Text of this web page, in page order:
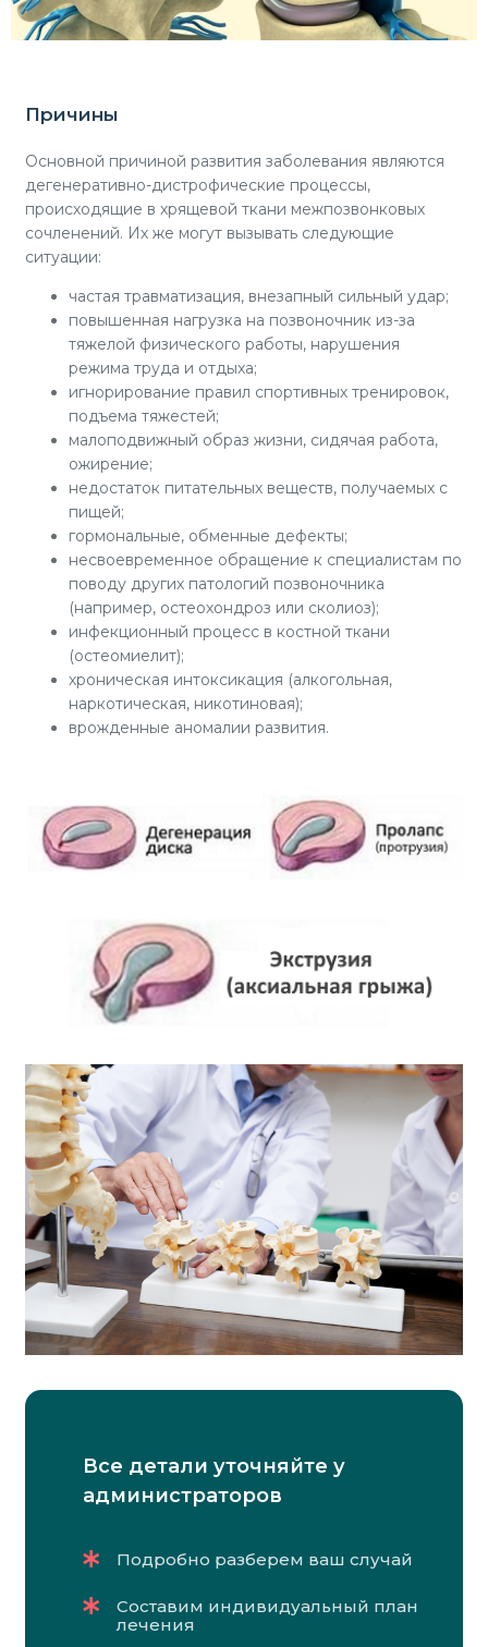
Причины
Основной причиной развития заболевания являются
дегенеративно-дистрофические процессы,
происходящие в хрящевой ткани межпозвонковых
сочленений. Их же могут вызывать следующие
ситуации:
частая травматизация, внезапный сильный удар;
повышенная нагрузка на позвоночник из-за
тяжелой физического работы, нарушения
режима труда и отдыха;
игнорирование правил спортивных тренировок,
подъема тяжестей;
малоподвижный образ жизни, сидячая работа,
ожирение;
недостаток питательных веществ, получаемых с
пищей;
гормональные, обменные дефекты;
несвоевременное обращение к специалистам по
поводу других патологий позвоночника
(например, остеохондроз или сколиоз);
инфекционный процесс в костной ткани
(остеомиелит);
хроническая интоксикация (алкогольная,
наркотическая, никотиновая);
врожденные аномалии развития.
Все детали уточняйте у
администраторов
Подробно разберем ваш случай
Составим индивидуальный план
лечения